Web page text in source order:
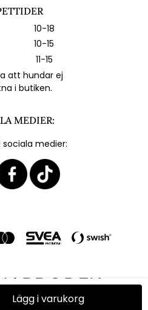
Lägg i varukorg
10-18
10-15
11-15
att hundar ej
i butiken.
MEDIER:
sociala medier: